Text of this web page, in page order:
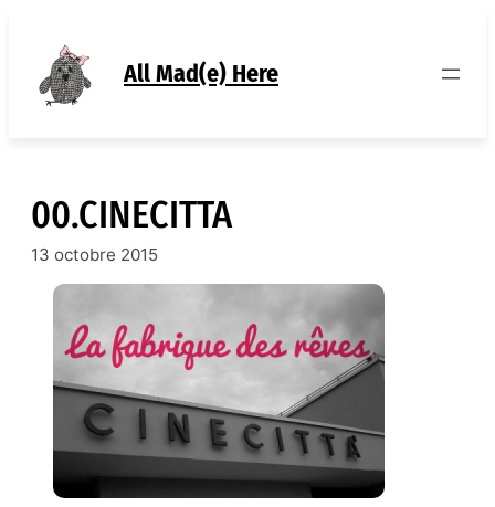
contenu
All Mad(e) Here
00.CINECITTA
13 octobre 2015